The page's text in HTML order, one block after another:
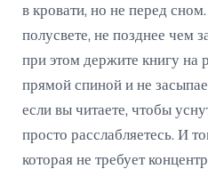
в кровати, но не перед
полусвете, не позднее чем
при этом держите книгу на
прямой спиной и не
если вы читаете, чтобы
просто расслабляетесь. И
которая не требует